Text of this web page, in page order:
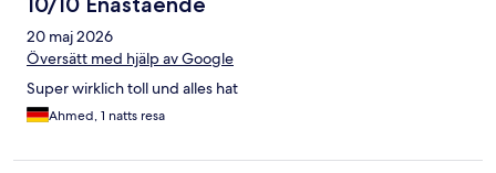
20 maj 2026
Översätt med hjälp av Google
Super wirklich toll und alles hat
Ahmed, 1 natts resa